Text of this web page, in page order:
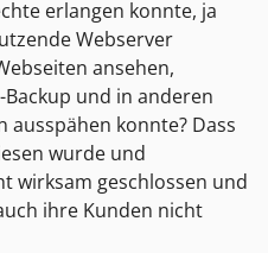
erlangen konnte, ja
Webserver
ansehen,
und in anderen
ausspähen konnte? Dass
wurde und
wirksam geschlossen und
ihre Kunden nicht